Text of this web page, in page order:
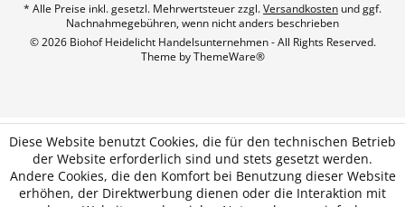
* Alle Preise inkl. gesetzl. Mehrwertsteuer zzgl.Versandkosten und ggf.
Nachnahmegebühren, wenn nicht anders beschrieben
© 2026 Biohof Heidelicht Handelsunternehmen - All Rights Reserved.
Theme byThemeWare®
Diese Website benutzt Cookies, die für den technischen Betrieb
der Website erforderlich sind und stets gesetzt werden.
Andere Cookies, die den Komfort bei Benutzung dieser Website
erhöhen, der Direktwerbung dienen oder die Interaktion mit